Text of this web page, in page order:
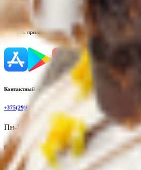
Страна производства:
Республика
Скачать приложение
Контактный телефон
+375(29)6875999
Пн-Пт: 8:00 - 17:00
E-mail
info@yoda.by